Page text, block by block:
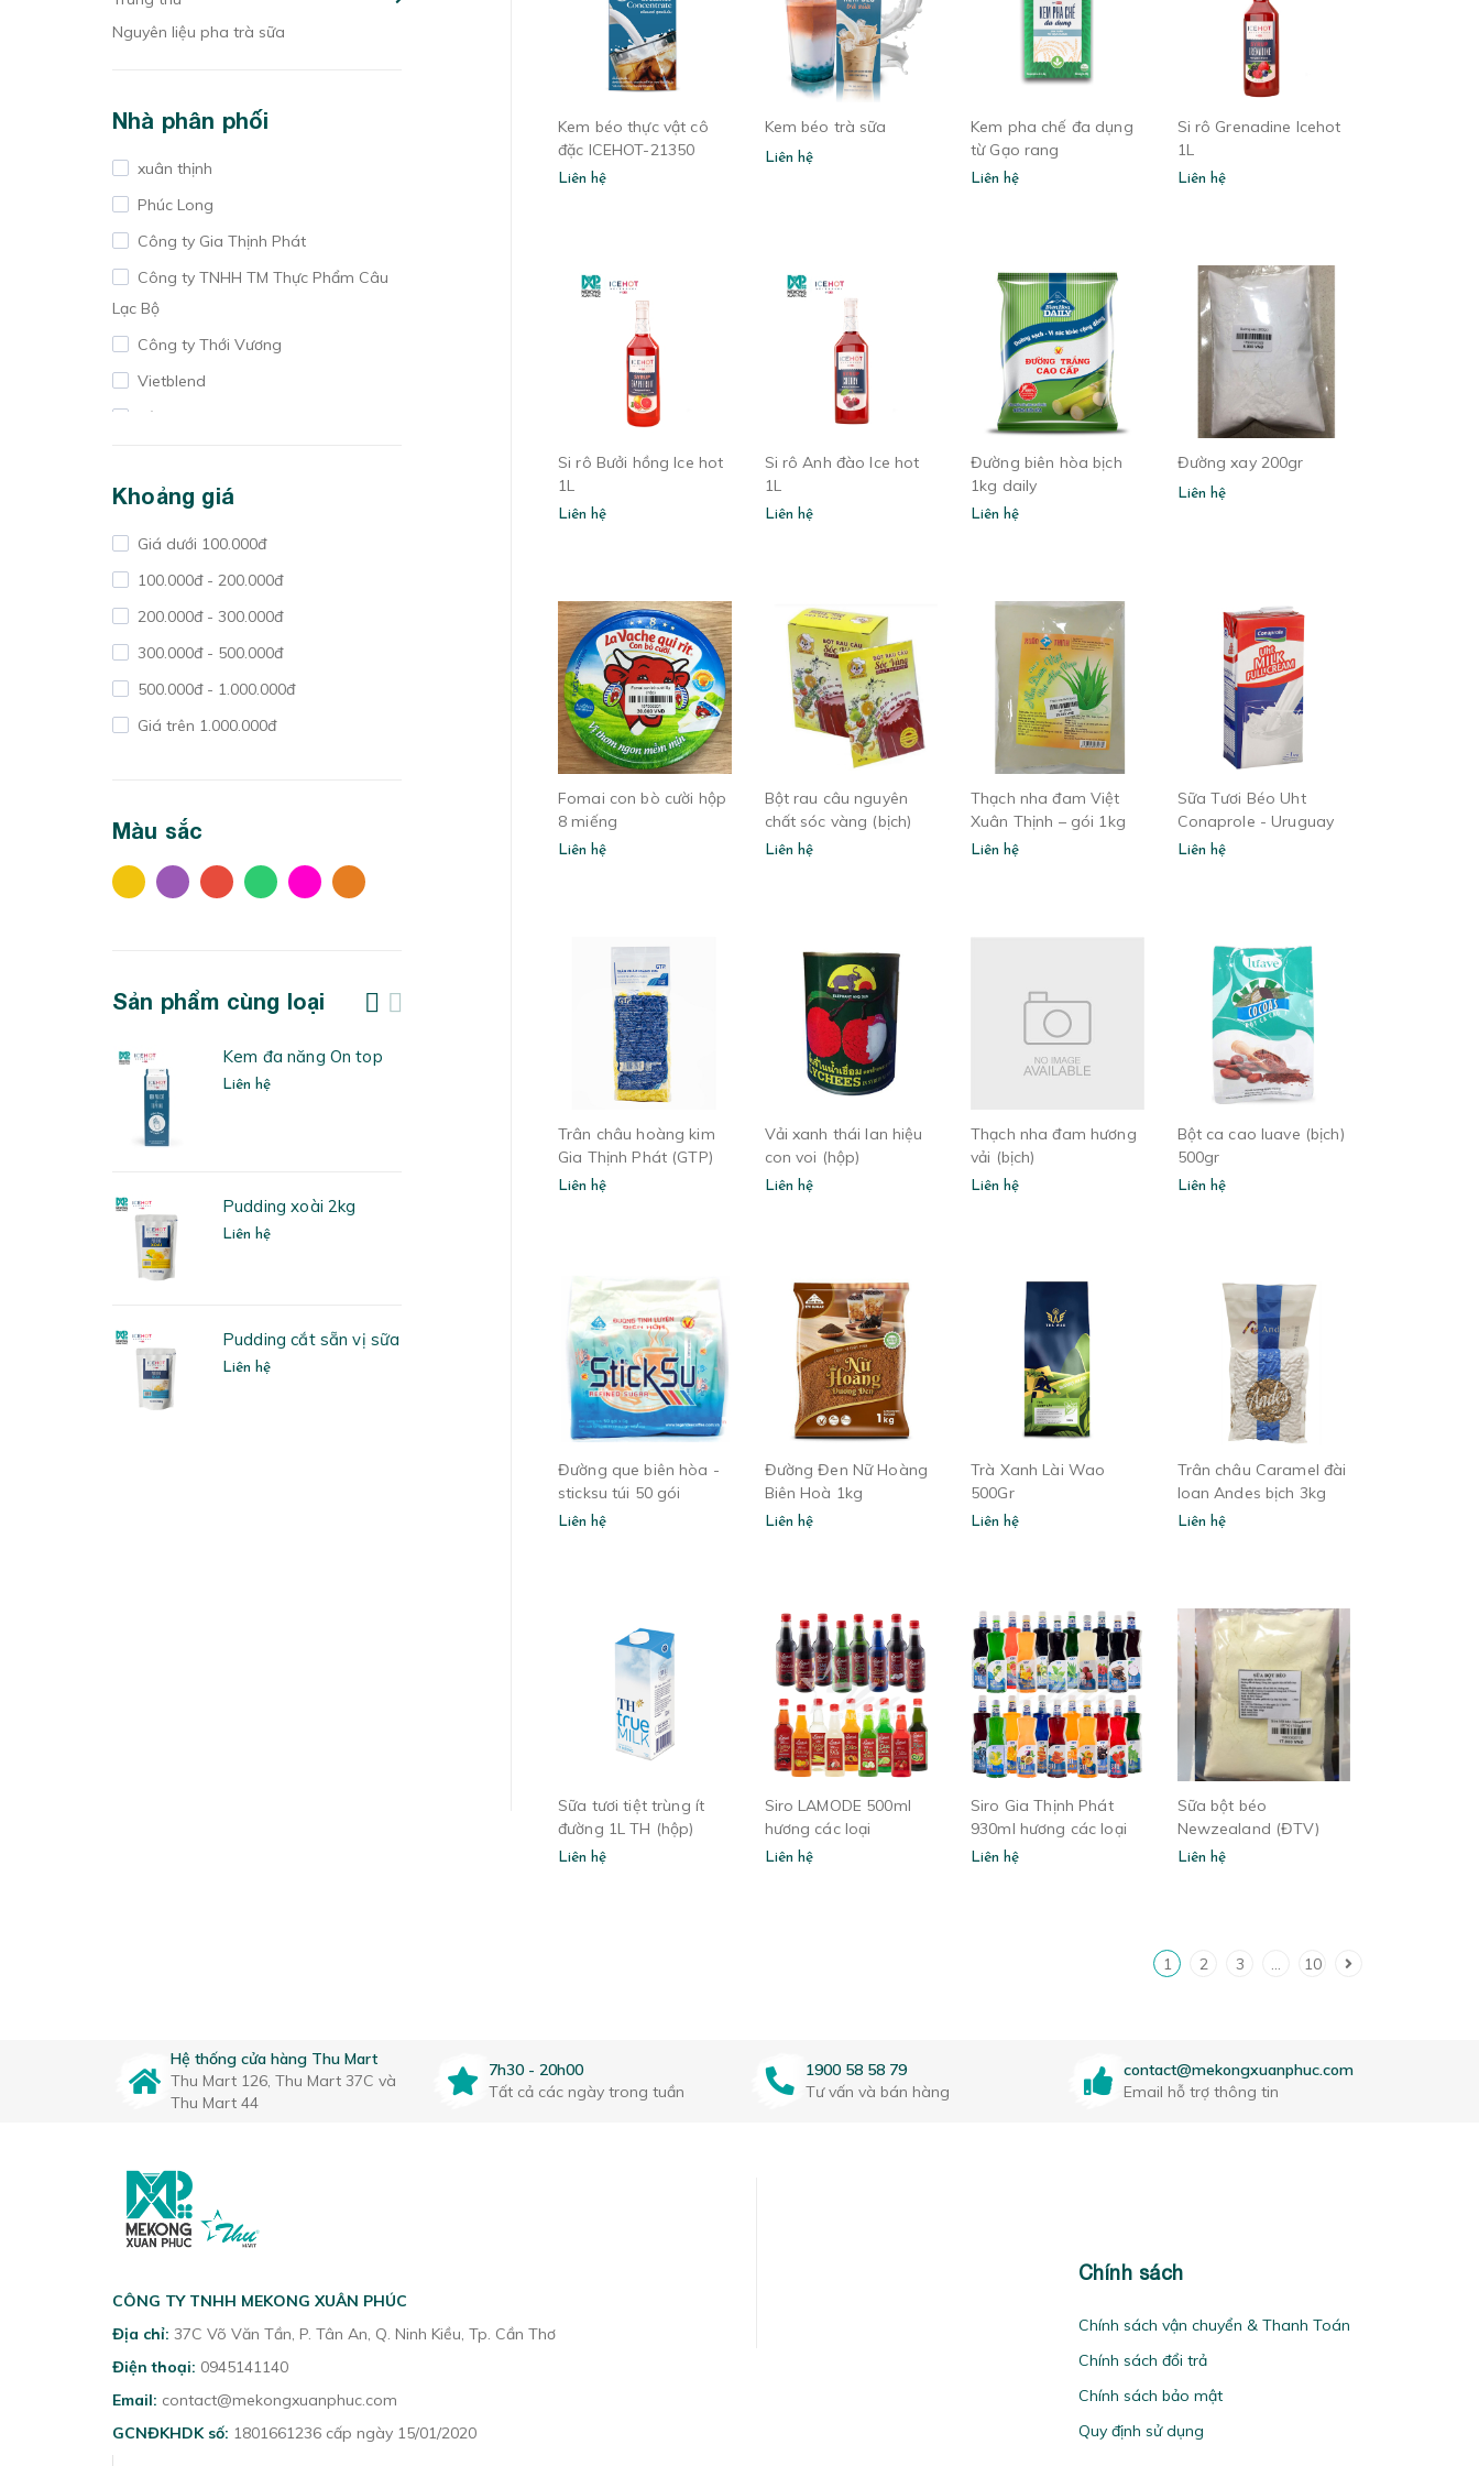
Nguyên liệu pha trà sữa
Nhà phân phối
xuân thịnh
Phúc Long
Công ty Gia Thịnh Phát
Công ty TNHH TM Thực Phẩm Câu
Lạc Bộ
Công ty Thới Vương
Vietblend
Hàng Huy
Vinamilk
Khoảng giá
Giá dưới 100.000đ
100.000đ - 200.000đ
200.000đ - 300.000đ
300.000đ - 500.000đ
500.000đ - 1.000.000đ
Giá trên 1.000.000đ
Màu sắc
Sản phẩm cùng loại
Kem đa năng On top
Liên hệ
Pudding xoài 2kg
Liên hệ
Pudding cắt sẵn vị sữa
Liên hệ
Kem béo thực vật cô
đặc ICEHOT-21350
Liên hệ
Kem béo trà sữa
Liên hệ
Kem pha chế đa dụng
từ Gạo rang
Liên hệ
Si rô Grenadine Icehot
1L
Liên hệ
Si rô Bưởi hồng Ice hot
1L
Liên hệ
Si rô Anh đào Ice hot
1L
Liên hệ
Đường biên hòa bịch
1kg daily
Liên hệ
Đường xay 200gr
Liên hệ
Fomai con bò cười hộp
8 miếng
Liên hệ
Bột rau câu nguyên
chất sóc vàng (bịch)
Liên hệ
Thạch nha đam Việt
Xuân Thịnh – gói 1kg
Liên hệ
Sữa Tươi Béo Uht
Conaprole - Uruguay
Liên hệ
Trân châu hoàng kim
Gia Thịnh Phát (GTP)
bịch 1kg
Liên hệ
Vải xanh thái lan hiệu
con voi (hộp)
Liên hệ
Thạch nha đam hương
vải (bịch)
Liên hệ
Bột ca cao luave (bịch)
500gr
Liên hệ
Đường que biên hòa -
sticksu túi 50 gói
Liên hệ
Đường Đen Nữ Hoàng
Biên Hoà 1kg
Liên hệ
Trà Xanh Lài Wao
500Gr
Liên hệ
Trân châu Caramel đài
loan Andes bịch 3kg
Liên hệ
Sữa tươi tiệt trùng ít
đường 1L TH (hộp)
Liên hệ
Siro LAMODE 500ml
hương các loại
Liên hệ
Siro Gia Thịnh Phát
930ml hương các loại
GTP
Liên hệ
Sữa bột béo
Newzealand (ĐTV)
(100gr)
Liên hệ
1 2 3 ... 10
Hệ thống cửa hàng Thu Mart
Thu Mart 126, Thu Mart 37C và
Thu Mart 44
7h30 - 20h00
Tất cả các ngày trong tuần
1900 58 58 79
Tư vấn và bán hàng
contact@mekongxuanphuc.com
Email hỗ trợ thông tin
CÔNG TY TNHH MEKONG XUÂN PHÚC
Địa chỉ: 37C Võ Văn Tần, P. Tân An, Q. Ninh Kiều, Tp. Cần Thơ
Điện thoại: 0945141140
Email: contact@mekongxuanphuc.com
GCNĐKHDK số: 1801661236 cấp ngày 15/01/2020
Chính sách
Chính sách vận chuyển & Thanh Toán
Chính sách đổi trả
Chính sách bảo mật
Quy định sử dụng